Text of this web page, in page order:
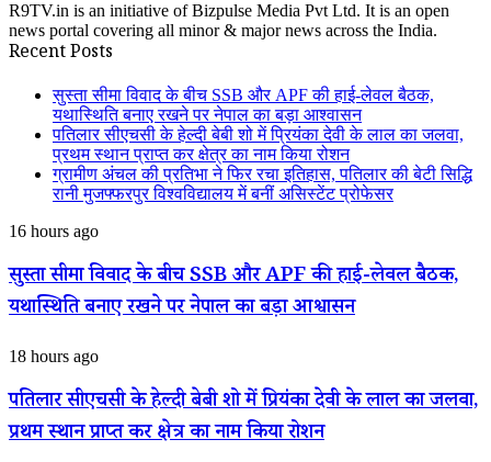
R9TV.in is an initiative of Bizpulse Media Pvt Ltd. It is an open
news portal covering all minor & major news across the India.
Recent Posts
सुस्ता सीमा विवाद के बीच SSB और APF की हाई-लेवल बैठक,
यथास्थिति बनाए रखने पर नेपाल का बड़ा आश्वासन
पतिलार सीएचसी के हेल्दी बेबी शो में प्रियंका देवी के लाल का जलवा,
प्रथम स्थान प्राप्त कर क्षेत्र का नाम किया रोशन
ग्रामीण अंचल की प्रतिभा ने फिर रचा इतिहास, पतिलार की बेटी सिद्धि
रानी मुजफ्फरपुर विश्वविद्यालय में बनीं असिस्टेंट प्रोफेसर
सुस्ता
विवाद
के
बीच
और
APF
की
हाई-
लेवल
16 hours ago
सुस्ता सीमा विवाद के बीच SSB और APF की हाई-लेवल बैठक,
यथास्थिति बनाए रखने पर नेपाल का बड़ा आश्वासन
पतिलार
के
हेल्दी
बेबी
18 hours ago
पतिलार सीएचसी के हेल्दी बेबी शो में प्रियंका देवी के लाल का जलवा,
प्रथम स्थान प्राप्त कर क्षेत्र का नाम किया रोशन